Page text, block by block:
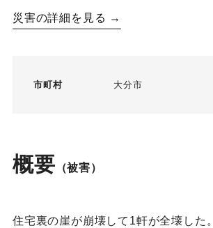
災害の詳細を見る →
市町村 大分市
概要 （被害）
住宅裏の崖が崩壊して1軒が全壊した。